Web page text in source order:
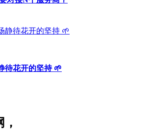
待花开的坚持 🌱
，